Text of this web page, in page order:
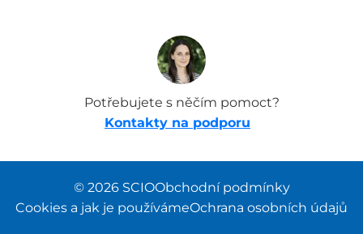
Potřebujete s něčím pomoct?
Kontakty na podporu
© 2026 SCIOObchodní podmínky
Cookies a jak je používámeOchrana osobních údajů